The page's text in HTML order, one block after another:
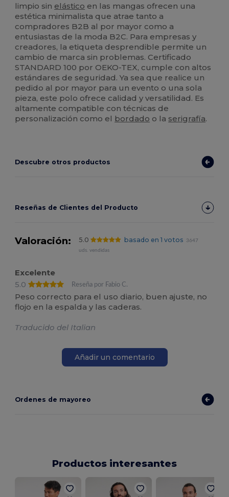
limpio sin elástico en las mangas ofrecen una
estética minimalista que atrae tanto a
compradores B2B al por mayor como a
entusiastas de la moda B2C. Para empresas y
creadores, la etiqueta desprendible permite un
cambio de marca sin problemas. Certificado
STANDARD 100 por OEKO-TEX, cumple con altos
estándares de seguridad. Ya sea que realice un
pedido al por mayor para un evento o una sola
pieza, este polo ofrece calidad y versatilidad. Es
altamente compatible con técnicas de
personalización como el bordado o la serigrafía.
Descubre otros productos
Reseñas de Clientes del Producto
Valoración: 5.0 basado en 1 votos
3647
uds. vendidas
Excelente
5.0
Reseña por Fabio C.
Peso correcto para el uso diario, buen ajuste, no
flojo en la espalda y las caderas.
Traducido del Italian
Añadir un comentario
Ordenes de mayoreo
Productos interesantes